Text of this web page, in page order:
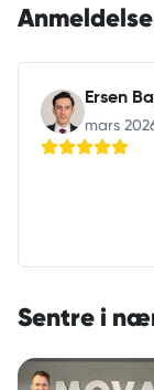
Ersen
mars
Sentre i